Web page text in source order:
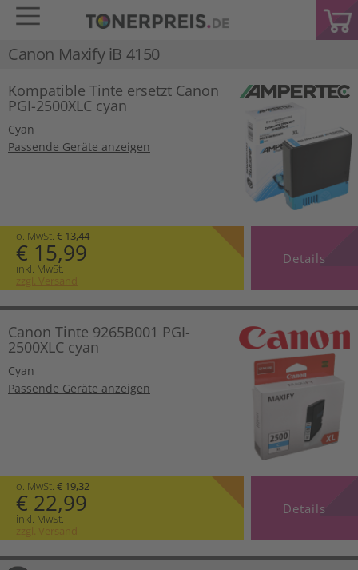
Canon Maxify iB 4150
Kompatible Tinte ersetzt Canon
PGI-2500XLC cyan
Cyan
Passende Geräte anzeigen
o. MwSt. € 13,44
€ 15,99
inkl. MwSt.
zzgl. Versand
Details
Canon Tinte 9265B001 PGI-
2500XLC cyan
Cyan
Passende Geräte anzeigen
o. MwSt. € 19,32
€ 22,99
inkl. MwSt.
zzgl. Versand
Details